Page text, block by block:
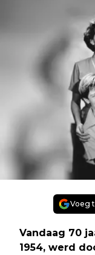
Voeg
Vandaag 70
1954, werd